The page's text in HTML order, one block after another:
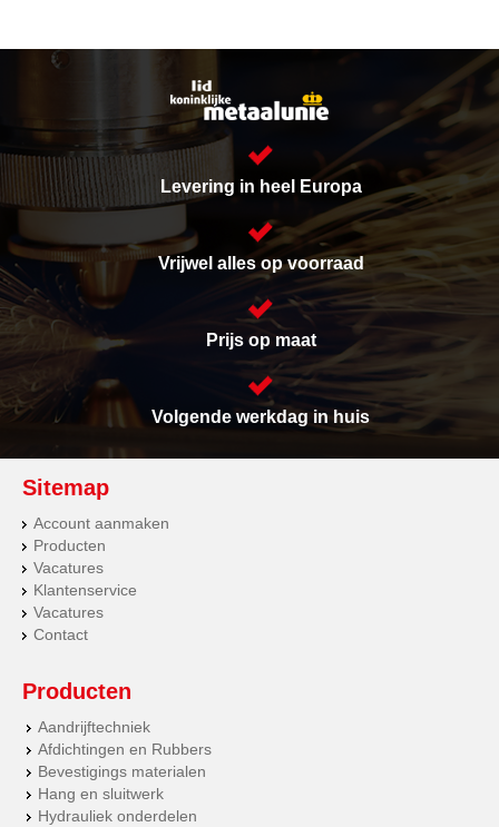
Levering in heel Europa
Vrijwel alles op voorraad
Prijs op maat
Volgende werkdag in huis
Sitemap
Account aanmaken
Producten
Vacatures
Klantenservice
Vacatures
Contact
Producten
Aandrijftechniek
Afdichtingen en Rubbers
Bevestigings materialen
Hang en sluitwerk
Hydrauliek onderdelen